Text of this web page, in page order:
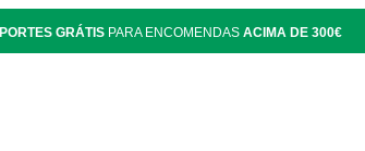
PORTES GRÁTIS PARA ENCOMENDASACIMA DE 300€